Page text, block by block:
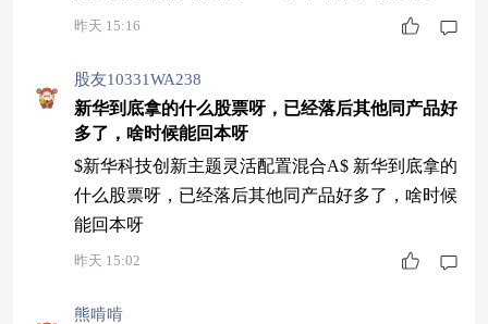
机接口等板块的近期表现，指出半导体板块受益于
广阔。然后，他提到新能源板块虽处底部但正在修
复，建议关注风电和钠电池等方向。最后，嘉宾介
绍了新华基金的相关产品，提醒投资者注意市场波
动风险，并强调个人判断的重要性。 1 大强
昨天 15:16
股友10331WA238
新华到底拿的什么股票呀，已经落后其他同产品好
多了，啥时候能回本呀
$新华科技创新主题灵活配置混合A$ 新华到底拿的
什么股票呀，已经落后其他同产品好多了，啥时候
能回本呀
昨天 15:02
熊啃啃